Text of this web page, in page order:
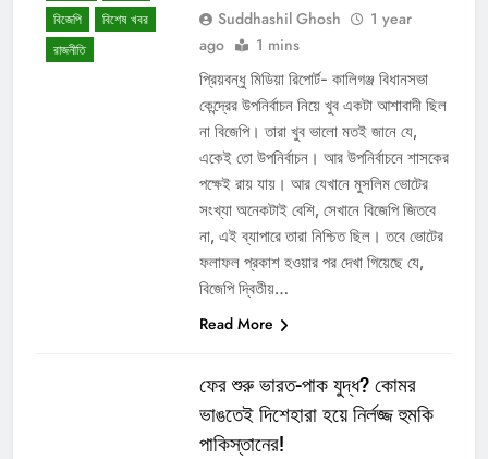
বিজেপি
বিশেষ খবর
রাজনীতি
Suddhashil Ghosh
1 year
ago
1 mins
প্রিয়বন্ধু মিডিয়া রিপোর্ট- কালিগঞ্জ বিধানসভা
কেন্দ্রের উপনির্বাচন নিয়ে খুব একটা আশাবাদী ছিল
না বিজেপি। তারা খুব ভালো মতই জানে যে,
একেই তো উপনির্বাচন। আর উপনির্বাচনে শাসকের
পক্ষেই রায় যায়। আর যেখানে মুসলিম ভোটের
সংখ্যা অনেকটাই বেশি, সেখানে বিজেপি জিতবে
না, এই ব্যাপারে তারা নিশ্চিত ছিল। তবে ভোটের
ফলাফল প্রকাশ হওয়ার পর দেখা গিয়েছে যে,
বিজেপি দ্বিতীয়…
Read More
ফের শুরু ভারত-পাক যুদ্ধ? কোমর
ভাঙতেই দিশেহারা হয়ে নির্লজ্জ হুমকি
পাকিস্তানের!